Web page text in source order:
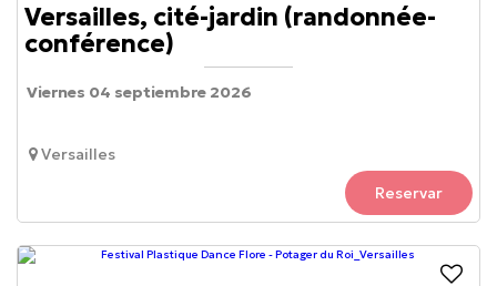
Versailles, cité-jardin (randonnée-
conférence)
Versailles
Viernes 04 septiembre 2026
Reservar